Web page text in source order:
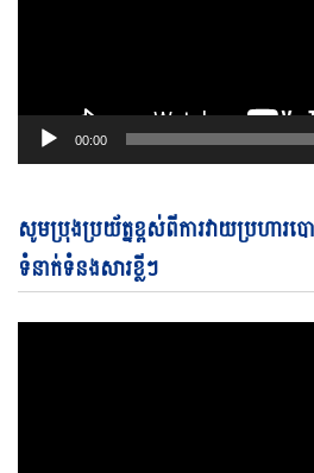
00:00
សូមប្រុងប្រយ័ត្នខ្ពស់ពីការវាយប្រហារប
ទំនាក់ទំនងសារខ្លីៗ